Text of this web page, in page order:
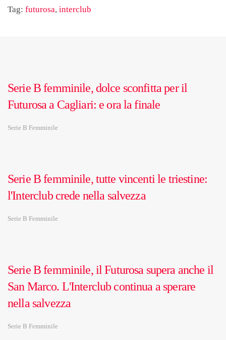
Tag: futurosa, interclub
Serie B femminile, dolce sconfitta per il
Futurosa a Cagliari: e ora la finale
Serie B Femminile
Serie B femminile, tutte vincenti le triestine:
l'Interclub crede nella salvezza
Serie B Femminile
Serie B femminile, il Futurosa supera anche il
San Marco. L'Interclub continua a sperare
nella salvezza
Serie B Femminile